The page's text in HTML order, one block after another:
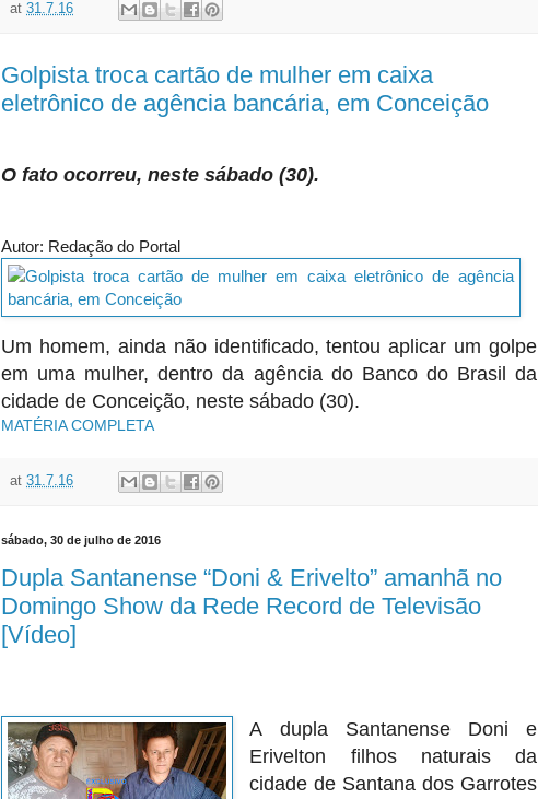
at 31.7.16
Golpista troca cartão de mulher em caixa
eletrônico de agência bancária, em Conceição
O fato ocorreu, neste sábado (30).
Autor: Redação do Portal
Um homem, ainda não identificado, tentou aplicar um golpe
em uma mulher, dentro da agência do Banco do Brasil da
cidade de Conceição, neste sábado (30).
MATÉRIA COMPLETA
at 31.7.16
sábado, 30 de julho de 2016
Dupla Santanense “Doni & Erivelto” amanhã no
Domingo Show da Rede Record de Televisão
[Vídeo]
A dupla Santanense Doni e
Erivelton filhos naturais da
cidade de Santana dos Garrotes